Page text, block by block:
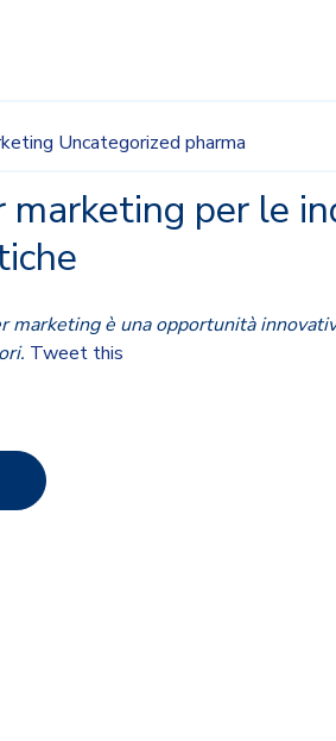
Uncategorized pharma
marketing per le
marketing è una opportunità
Tweet this